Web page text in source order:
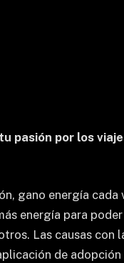
pasión por los
gano energía
energía para
Las causas
de